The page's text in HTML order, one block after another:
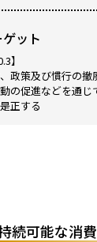
ット
】
政策及び慣行の
の促進などを通
正する
続可能な消